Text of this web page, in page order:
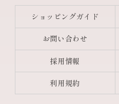
ショッピングガイド
お問い合わせ
採用情報
利用規約